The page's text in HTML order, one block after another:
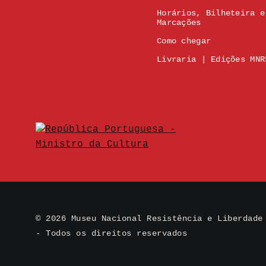
Horários, Bilheteira e
Marcações
Como chegar
Livraria | Edições
© 2026 Museu Nacional Resistência e Liberdade
- Todos os direitos reservados